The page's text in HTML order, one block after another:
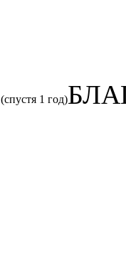
(спустя 1 год)